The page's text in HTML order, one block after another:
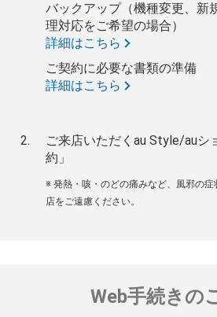
バックアップ（機種変更、新
理対応をご希望の場合）
詳細はこちら
ご契約に必要な書類の準備
詳細はこちら
ご来店いただくau Style/auシ
約」
※ 発熱・咳・のどの痛みなど、風邪の
店をご遠慮ください。
Web手続きの